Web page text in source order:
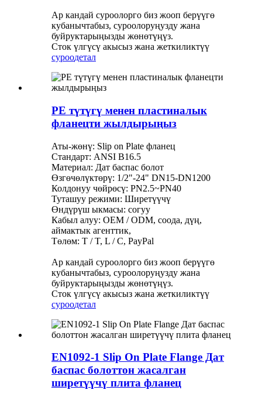
Ар кандай суроолорго биз жооп берүүгө
кубанычтабыз, суроолоруңузду жана
буйруктарыңызды жөнөтүңүз.
Сток үлгүсү акысыз жана жеткиликтүү
суроодетал
PE түтүгү менен пластиналык
фланецти жылдырыңыз
Аты-жөнү: Slip on Plate фланец
Стандарт: ANSI B16.5
Материал: Дат баспас болот
Өзгөчөлүктөрү: 1/2"-24" DN15-DN1200
Колдонуу чөйрөсү: PN2.5~PN40
Туташуу режими: Ширетүүчү
Өндүрүш ыкмасы: согуу
Кабыл алуу: OEM / ODM, соода, дүң,
аймактык агенттик,
Төлөм: T / T, L / C, PayPal
Ар кандай суроолорго биз жооп берүүгө
кубанычтабыз, суроолоруңузду жана
буйруктарыңызды жөнөтүңүз.
Сток үлгүсү акысыз жана жеткиликтүү
суроодетал
EN1092-1 Slip On Plate Flange Дат
баспас болоттон жасалган
ширетүүчү плита фланец